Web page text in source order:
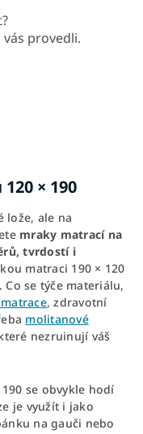
provedli.
× 190
lože, ale na
mraky matrací na
tvrdostí i
matraci 190 × 120
se týče materiálu,
, zdravotní
molitanové
nezruinují váš
se obvykle hodí
je využít i jako
na gauči nebo